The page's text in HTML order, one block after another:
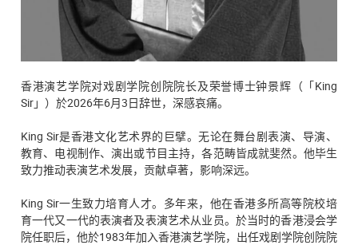
香港演艺学院对戏剧学院创院院长及荣誉博士钟景辉（「King
Sir」）於2026年6月3日辞世，深感哀痛。
King Sir是香港文化艺术界的巨擘。无论在舞台剧表演、导演、
教育、电视制作、演出或节目主持，各范畴皆成就斐然。他毕生
致力推动表演艺术发展，贡献卓著，影响深远。
King Sir一生致力培育人才。多年来，他在香港多所高等院校培
育一代又一代的表演者及表演艺术从业员。於当时的香港浸会学
院任职后，他於1983年加入香港演艺学院，出任戏剧学院创院院